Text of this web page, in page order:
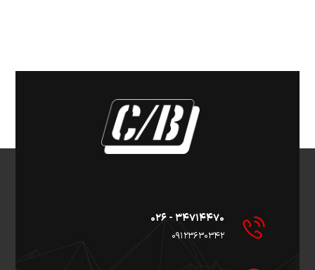
۳۴۷۱۴۴۷۰ - ۰۲۶
۰۹۱۲۳۶۳۰۳۴۲